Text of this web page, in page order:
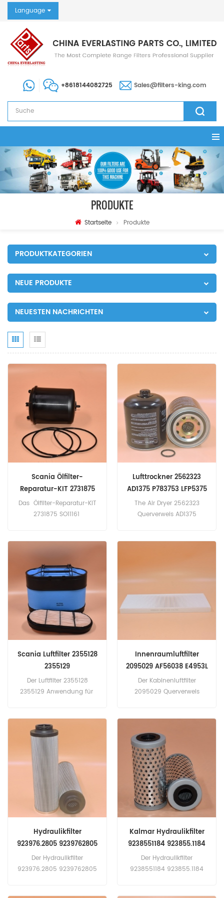
Language
+8618144082725 Sales@filters-king.com
PRODUKTE
Startseite Produkte
PRODUKTKATEGORIEN
NEUE PRODUKTE
NEUESTEN NACHRICHTEN
Scania Ölfilter-
Reparatur-KIT 2731875
SO11161
Das Ölfilter-Reparatur-KIT
2731875 SO11161
Lufttrockner 2562323
AD1375 P783753 LFP5375
PFA9596
The Air Dryer 2562323
Querverweis AD1375
Scania Luftfilter 2355128
2355129
Der Luftfilter 2355128
2355129 Anwendung für
Innenraumluftfilter
2095029 AF56038 E4953L
CU45004 SKL46899
Der Kabinenluftfilter
2095029 Querverweis
Serie.
Hydraulikfilter
923976.2805 9239762805
GO4284 70530652
HY19225 WHE30846
Der Hydraulikfilter
923976.2805 9239762805
Kalmar Hydraulikfilter
9238551184 923855.1184
PT23573-MPG SH53079
Der Hydraulikfilter
9238551184 923855.1184